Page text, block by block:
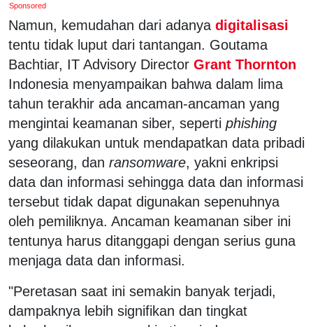
Sponsored
Namun, kemudahan dari adanya digitalisasi
tentu tidak luput dari tantangan. Goutama
Bachtiar, IT Advisory Director Grant Thornton
Indonesia menyampaikan bahwa dalam lima
tahun terakhir ada ancaman-ancaman yang
mengintai keamanan siber, seperti phishing
yang dilakukan untuk mendapatkan data pribadi
seseorang, dan ransomware, yakni enkripsi
data dan informasi sehingga data dan informasi
tersebut tidak dapat digunakan sepenuhnya
oleh pemiliknya. Ancaman keamanan siber ini
tentunya harus ditanggapi dengan serius guna
menjaga data dan informasi.
"Peretasan saat ini semakin banyak terjadi,
dampaknya lebih signifikan dan tingkat